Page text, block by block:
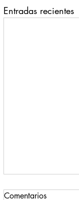
Entradas recientes
Comentarios